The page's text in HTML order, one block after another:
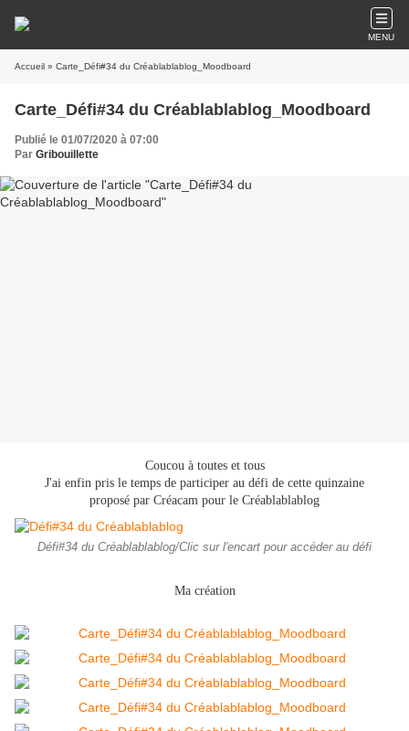
MENU
Accueil » Carte_Défi#34 du Créablablablog_Moodboard
Carte_Défi#34 du Créablablablog_Moodboard
Publié le 01/07/2020 à 07:00
Par Gribouillette
Coucou à toutes et tous
J'ai enfin pris le temps de participer au défi de cette quinzaine
proposé par Créacam pour le Créablablablog
Défi#34 du Créablablablog/Clic sur l'encart pour accéder au défi
Ma création